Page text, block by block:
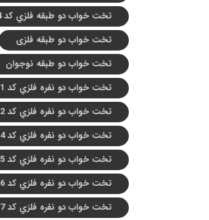
تخت خواب دو طبقه فلزي کد s14
تخت خواب دو طبقه فلزی
تخت خواب دو طبقه نوجوان
تخت خواب دو نفره فلزي کد m1
تخت خواب دو نفره فلزي کد m2
تخت خواب دو نفره فلزي کد m4
تخت خواب دو نفره فلزي کد m5
تخت خواب دو نفره فلزي کد m6
تخت خواب دو نفره فلزي کد m7